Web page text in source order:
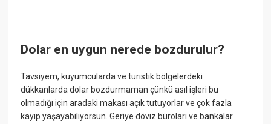
Dolar en uygun nerede bozdurulur?
Tavsiyem, kuyumcularda ve turistik bölgelerdeki
dükkanlarda dolar bozdurmaman çünkü asıl işleri bu
olmadığı için aradaki makası açık tutuyorlar ve çok fazla
kayıp yaşayabiliyorsun. Geriye döviz büroları ve bankalar